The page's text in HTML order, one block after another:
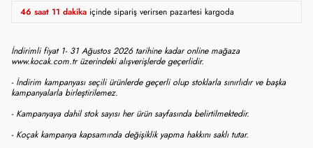
46 saat 11 dakika içinde sipariş verirsen pazartesi kargoda
İndirimli fiyat 1- 31 Ağustos 2026 tarihine kadar online mağaza
www.kocak.com.tr üzerindeki alışverişlerde geçerlidir.
- İndirim kampanyası seçili ürünlerde geçerli olup stoklarla sınırlıdır ve başka
kampanyalarla birleştirilemez.
- Kampanyaya dahil stok sayısı her ürün sayfasında belirtilmektedir.
- Koçak kampanya kapsamında değişiklik yapma hakkını saklı tutar.